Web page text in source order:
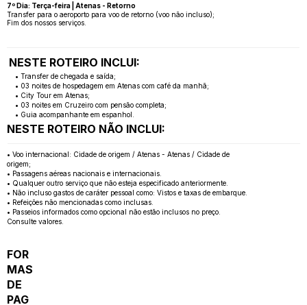
NESTE ROTEIRO INCLUI:
• Transfer de chegada e saída;
• 03 noites de hospedagem em Atenas com café da manhã;
• City Tour em Atenas;
• 03 noites em Cruzeiro com pensão completa;
• Guia acompanhante em espanhol.
NESTE ROTEIRO NÃO INCLUI:
• Voo internacional: Cidade de origem / Atenas - Atenas / Cidade de
origem;
• Passagens aéreas nacionais e internacionais.
• Qualquer outro serviço que não esteja especificado anteriormente.
• Não incluso gastos de caráter pessoal como: Vistos e taxas de embarque.
• Refeições não mencionadas como inclusas.
• Passeios informados como opcional não estão inclusos no preço.
Consulte valores.
7º Dia: Terça-feira | Atenas - Retorno
Transfer para o aeroporto para voo de retorno (voo não incluso);
Fim dos nossos serviços.
FOR
MAS
DE
PAG